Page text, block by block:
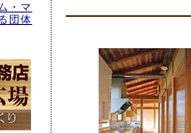
・マ
団体